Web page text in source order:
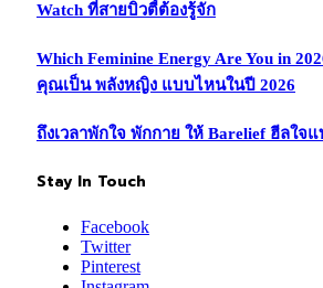
Watch ที่สายบิวตี้ต้องรู้จัก
Which Feminine Energy Are You in
คุณเป็น พลังหญิง แบบไหนในปี 2026
ถึงเวลาพักใจ พักกาย ให้ Barelief ฮีลใจ
Stay In Touch
Facebook
Twitter
Pinterest